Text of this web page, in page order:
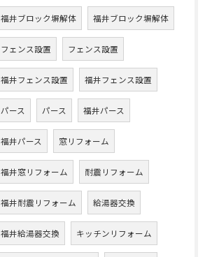
福井ブロック塀解体 福井ブロック塀解体
フェンス設置 フェンス設置
福井フェンス設置 福井フェンス設置
パース パース 福井パース
福井パース 窓リフォーム
福井窓リフォーム 耐震リフォーム
福井耐震リフォーム 給湯器交換
福井給湯器交換 キッチンリフォーム